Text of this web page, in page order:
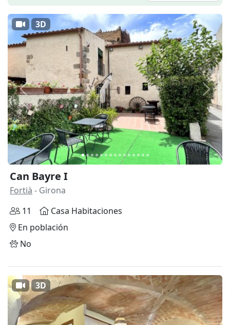
Anterior
3D
Can Bayre I
Fortià - Girona
11
Casa Habitaciones
En población
No
3D